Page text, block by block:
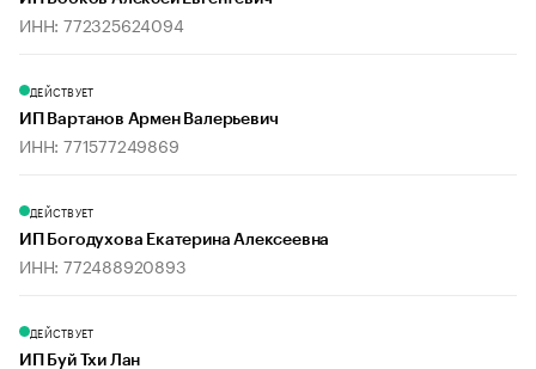
ИНН: 772325624094
ДЕЙСТВУЕТ
ИП Вартанов Армен Валерьевич
ИНН: 771577249869
ДЕЙСТВУЕТ
ИП Богодухова Екатерина Алексеевна
ИНН: 772488920893
ДЕЙСТВУЕТ
ИП Буй Тхи Лан